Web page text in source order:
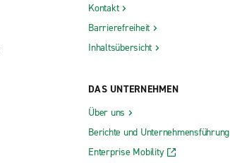
Kontakt
Barrierefreiheit
Inhaltsübersicht
DAS UNTERNEHMEN
Über uns
Berichte und Unternehmensführung
Enterprise Mobility